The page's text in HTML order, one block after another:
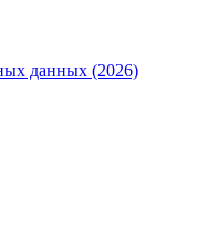
данных (2026)